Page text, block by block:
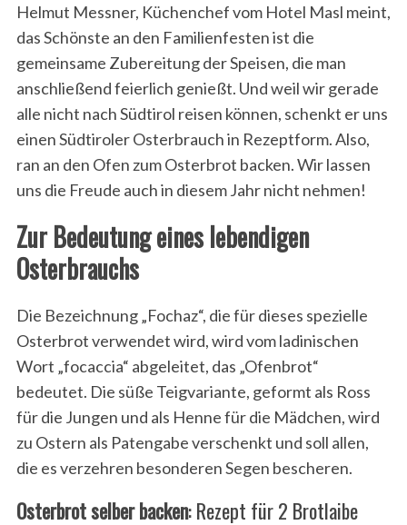
Helmut Messner, Küchenchef vom Hotel Masl meint,
das Schönste an den Familienfesten ist die
gemeinsame Zubereitung der Speisen, die man
anschließend feierlich genießt. Und weil wir gerade
alle nicht nach Südtirol reisen können, schenkt er uns
einen Südtiroler Osterbrauch in Rezeptform. Also,
ran an den Ofen zum Osterbrot backen. Wir lassen
uns die Freude auch in diesem Jahr nicht nehmen!
Zur Bedeutung eines lebendigen
Osterbrauchs
Die Bezeichnung „Fochaz“, die für dieses spezielle
Osterbrot verwendet wird, wird vom ladinischen
Wort „focaccia“ abgeleitet, das „Ofenbrot“
bedeutet. Die süße Teigvariante, geformt als Ross
für die Jungen und als Henne für die Mädchen, wird
zu Ostern als Patengabe verschenkt und soll allen,
die es verzehren besonderen Segen bescheren.
Osterbrot selber backen: Rezept für 2 Brotlaibe